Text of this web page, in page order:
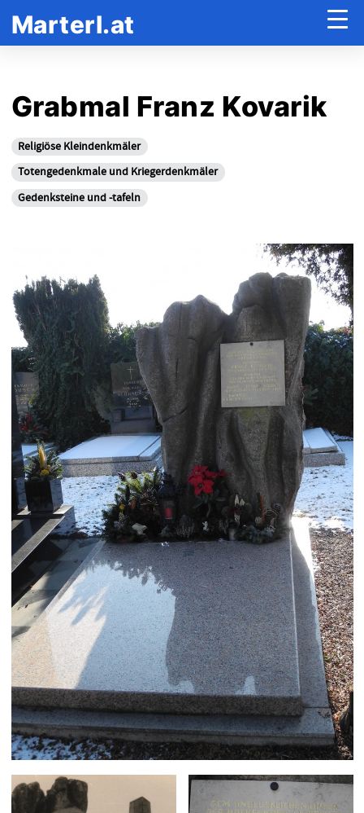
Marterl.at
Grabmal Franz Kovarik
Religiöse Kleindenkmäler
Totengedenkmale und Kriegerdenkmäler
Gedenksteine und -tafeln